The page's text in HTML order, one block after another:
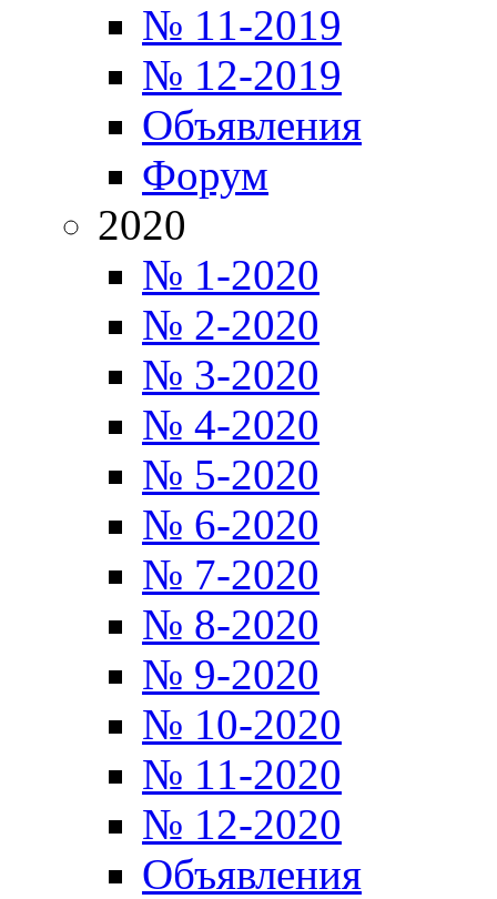
№ 11-2019
№ 12-2019
Объявления
Форум
2020
№ 1-2020
№ 2-2020
№ 3-2020
№ 4-2020
№ 5-2020
№ 6-2020
№ 7-2020
№ 8-2020
№ 9-2020
№ 10-2020
№ 11-2020
№ 12-2020
Объявления